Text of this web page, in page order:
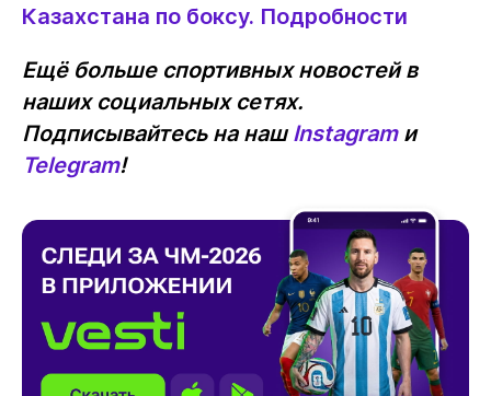
Казахстана по боксу. Подробности
Ещё больше спортивных новостей в
наших социальных сетях.
Подписывайтесь на нашInstagramи
Telegram!